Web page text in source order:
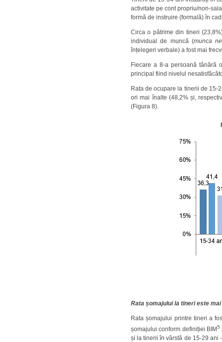
activitate pe cont propriu/non-
formă de instruire (formală) în
Circa o pătrime din tineri
individual de muncă (munca
înțelegeri verbale) a fost mai
Fiecare a 8-a persoană tânără
principal fiind nivelul
Rata de ocupare la tinerii de 15-
ori mai înalte (48,2% și,
(Figura 8).
Rata șomajului la tineri este
Rata șomajului printre tineri a
șomajului conform definiției BIM5
și la tinerii în vârstă de 15-29 ani